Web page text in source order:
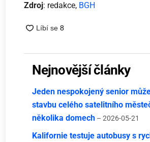
Zdroj: redakce, BGH
Nejnovější články
Jeden nespokojený senior
stavbu celého satelitního
několika domech – 2026-05-21
Kalifornie testuje autobusy s